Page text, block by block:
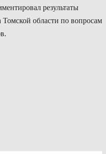
результаты
Томской области по вопросам